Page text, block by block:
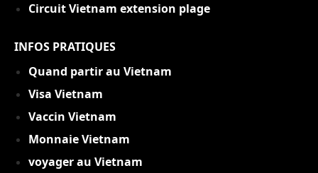
Circuit Vietnam extension plage
INFOS PRATIQUES
Quand partir au Vietnam
Visa Vietnam
Vaccin Vietnam
Monnaie Vietnam
voyager au Vietnam